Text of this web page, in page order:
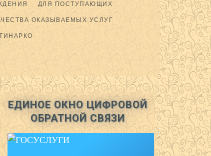
ДЛЯ ПОСТУПАЮЩИХ
ОКАЗЫВАЕМЫХ УСЛУГ
ЕДИНОЕ ОКНО ЦИФРОВОЙ
ОБРАТНОЙ СВЯЗИ